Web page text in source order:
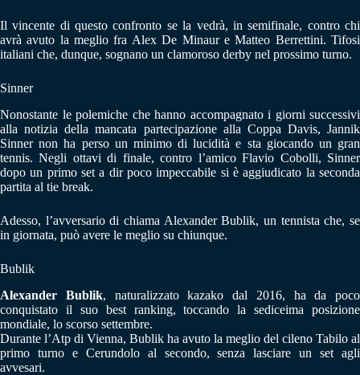
Il vincente di questo confronto se la vedrà, in semifinale, contro chi
avrà avuto la meglio fra Alex De Minaur e Matteo Berrettini. Tifosi
italiani che, dunque, sognano un clamoroso derby nel prossimo turno.
Sinner
Nonostante le polemiche che hanno accompagnato i giorni successivi
alla notizia della mancata partecipazione alla Coppa Davis, Jannik
Sinner non ha perso un minimo di lucidità e sta giocando un gran
tennis. Negli ottavi di finale, contro l’amico Flavio Cobolli, Sinner
dopo un primo set a dir poco impeccabile si è aggiudicato la seconda
partita al tie break.
Adesso, l’avversario di chiama Alexander Bublik, un tennista che, se
in giornata, può avere le meglio su chiunque.
Bublik
Alexander Bublik, naturalizzato kazako dal 2016, ha da poco
conquistato il suo best ranking, toccando la sediceima posizione
mondiale, lo scorso settembre.
Durante l’Atp di Vienna, Bublik ha avuto la meglio del cileno Tabilo al
primo turno e Cerundolo al secondo, senza lasciare un set agli
avvesari.